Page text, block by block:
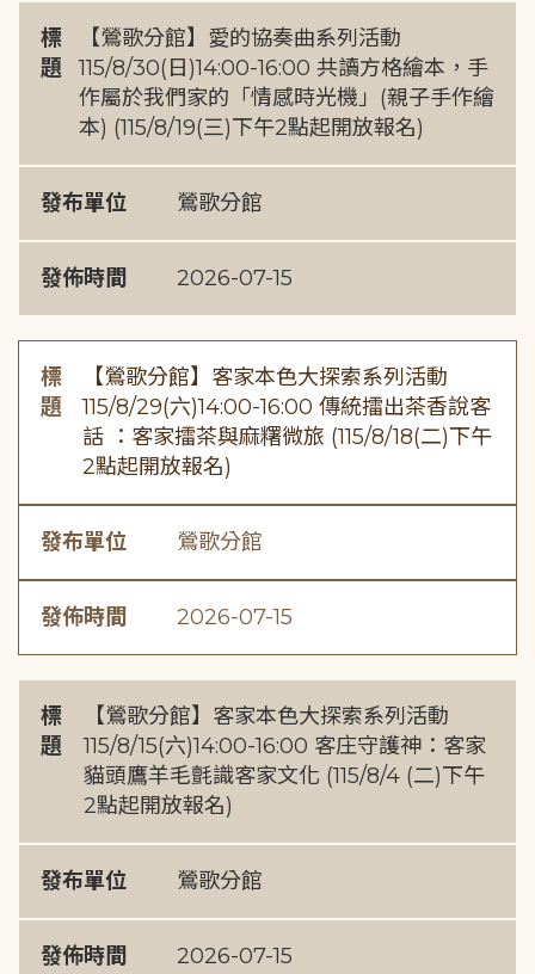
標
題
【鶯歌分館】愛的協奏曲系列活動
115/8/30(日)14:00-16:00 共讀方格繪本，手
作屬於我們家的「情感時光機」(親子手作繪
本) (115/8/19(三)下午2點起開放報名)
發布單位 鶯歌分館
發佈時間 2026-07-15
標
題
【鶯歌分館】客家本色大探索系列活動
115/8/29(六)14:00-16:00 傳統擂出茶香說客
話 ：客家擂茶與麻糬微旅 (115/8/18(二)下午
2點起開放報名)
發布單位 鶯歌分館
發佈時間 2026-07-15
標
題
【鶯歌分館】客家本色大探索系列活動
115/8/15(六)14:00-16:00 客庄守護神：客家
貓頭鷹羊毛氈識客家文化 (115/8/4 (二)下午
2點起開放報名)
發布單位 鶯歌分館
發佈時間 2026-07-15